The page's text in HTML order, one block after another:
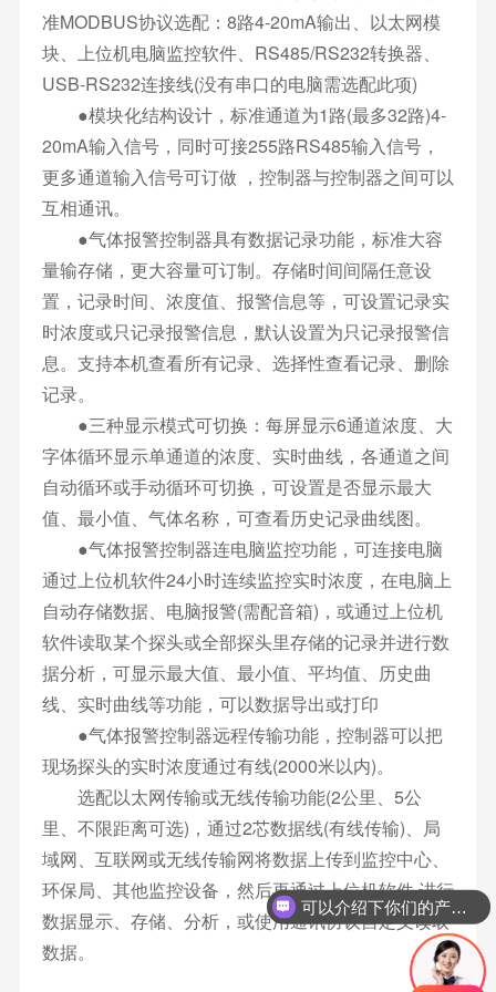
准MODBUS协议选配：8路4-20mA输出、以太网模
块、上位机电脑监控软件、RS485/RS232转换器、
USB-RS232连接线(没有串口的电脑需选配此项)
●模块化结构设计，标准通道为1路(最多32路)4-
20mA输入信号，同时可接255路RS485输入信号，
更多通道输入信号可订做 ，控制器与控制器之间可以
互相通讯。
●气体报警控制器具有数据记录功能，标准大容
量输存储，更大容量可订制。存储时间间隔任意设
置，记录时间、浓度值、报警信息等，可设置记录实
时浓度或只记录报警信息，默认设置为只记录报警信
息。支持本机查看所有记录、选择性查看记录、删除
记录。
●三种显示模式可切换：每屏显示6通道浓度、大
字体循环显示单通道的浓度、实时曲线，各通道之间
自动循环或手动循环可切换，可设置是否显示最大
值、最小值、气体名称，可查看历史记录曲线图。
●气体报警控制器连电脑监控功能，可连接电脑
通过上位机软件24小时连续监控实时浓度，在电脑上
自动存储数据、电脑报警(需配音箱)，或通过上位机
软件读取某个探头或全部探头里存储的记录并进行数
据分析，可显示最大值、最小值、平均值、历史曲
线、实时曲线等功能，可以数据导出或打印
●气体报警控制器远程传输功能，控制器可以把
现场探头的实时浓度通过有线(2000米以内)。
选配以太网传输或无线传输功能(2公里、5公
里、不限距离可选)，通过2芯数据线(有线传输)、局
域网、互联网或无线传输网将数据上传到监控中心、
环保局、其他监控设备，然后再通过上位机软件 进行
数据显示、存储、分析，或使用通讯协议自定义读取
数据。
可以介绍下你们的产品么